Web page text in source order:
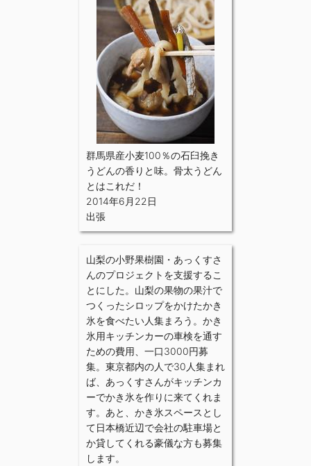
群馬県産小麦100％の石臼挽き
うどんの香りと味。骨太うどん
とはこれだ！
2014年6月22日
出張
山梨の小野果樹園・あっくすさ
んのプロジェクトを支援するこ
とにした。山梨の果物の果汁で
つくったシロップをかけたかき
氷を食べたい人集まろう。かき
氷用キッチンカーの車検を通す
ための費用、一口3000円募
集。東京都内の人で30人集まれ
ば、あっくすさんがキッチンカ
ーでかき氷を作りに来てくれま
す。あと、かき氷スペースとし
て日本橋近辺で会社の駐車場と
か貸してくれる豪儀な方も募集
します。